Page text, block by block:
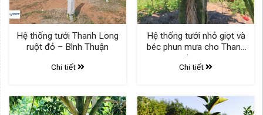
Hệ thống tưới Thanh Long
ruột đỏ – Bình Thuận
Chi tiết
Hệ thống tưới nhỏ giọt và
béc phun mưa cho Thanh
Long
Chi tiết